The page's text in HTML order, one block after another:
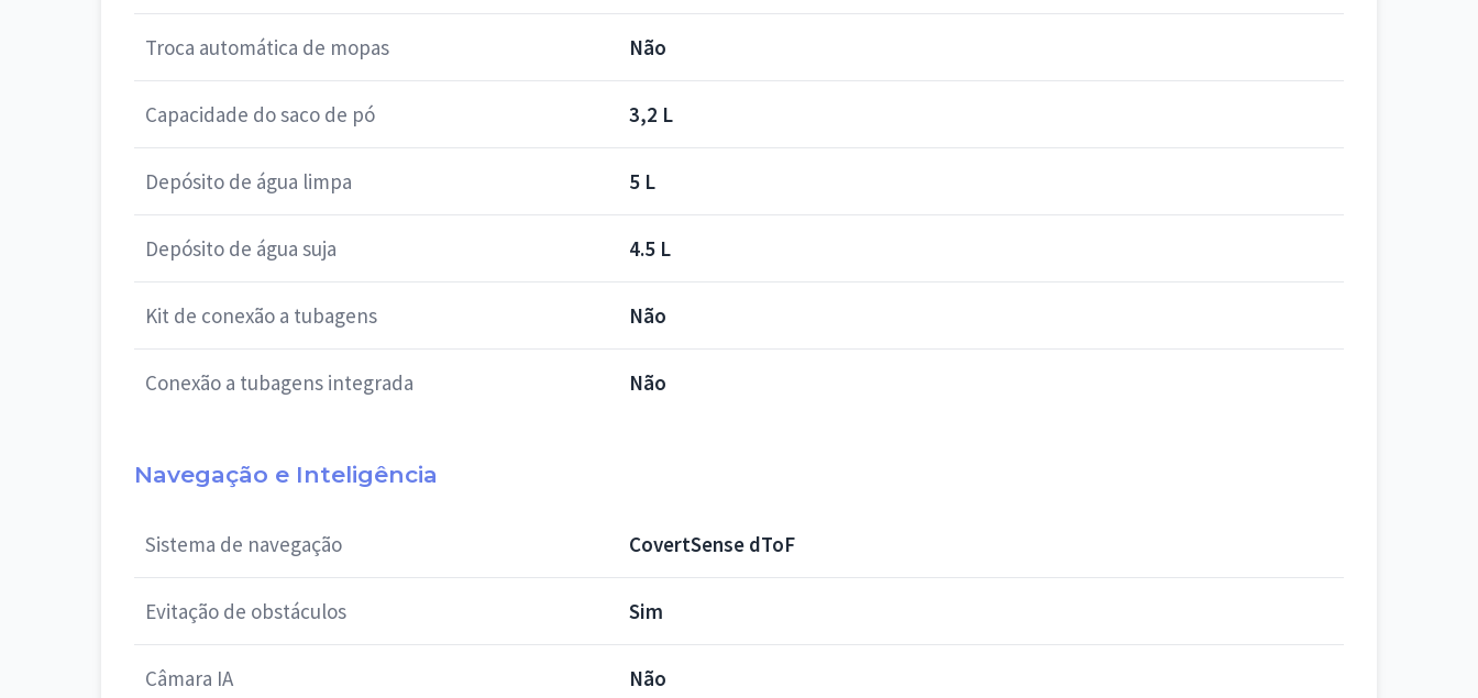
Troca automática de mopas Não
Capacidade do saco de pó 3,2 L
Depósito de água limpa 5 L
Depósito de água suja 4.5 L
Kit de conexão a tubagens Não
Conexão a tubagens integrada Não
Navegação e Inteligência
Sistema de navegação CovertSense dToF
Evitação de obstáculos Sim
Câmara IA Não